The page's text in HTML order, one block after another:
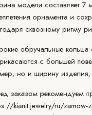
модели составляет 7
орнамента и
сквозному ритму
обручальные кольца
с большей
но и ширину изделия,
заказом рекомендуем
kianit.jewelry/ru/zamow-